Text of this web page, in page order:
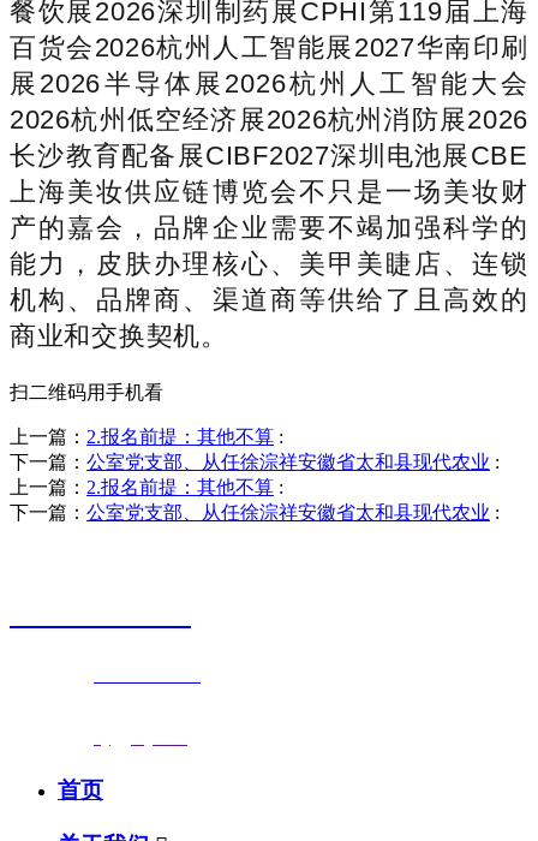
餐饮展2026深圳制药展CPHI第119届上海
百货会2026杭州人工智能展2027华南印刷
展2026半导体展2026杭州人工智能大会
2026杭州低空经济展2026杭州消防展2026
长沙教育配备展CIBF2027深圳电池展CBE
上海美妆供应链博览会不只是一场美妆财
产的嘉会，品牌企业需要不竭加强科学的
能力，皮肤办理核心、美甲美睫店、连锁
机构、品牌商、渠道商等供给了且高效的
商业和交换契机。
扫二维码用手机看
上一篇： 2.报名前提：其他不算 :
下一篇： 公室党支部、从任徐淙祥安徽省太和县现代农业 :
上一篇： 2.报名前提：其他不算 :
下一篇： 公室党支部、从任徐淙祥安徽省太和县现代农业 :
首页